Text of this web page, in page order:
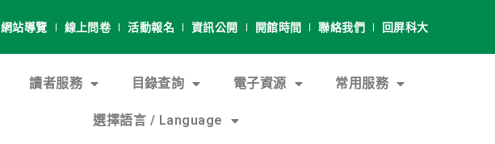
網站導覽 線上問卷 活動報名 資訊公開 開館時間 聯絡我們 回屏科大
讀者服務 目錄查詢 電子資源 常用服務
選擇語言 / Language